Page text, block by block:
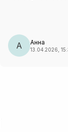
Використовуючи
перед сушінням
А Анна
13.04.2026,